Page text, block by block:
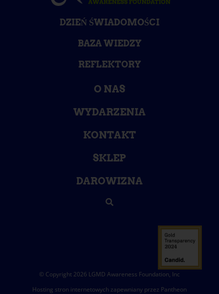
DZIEŃ ŚWIADOMOŚCI
BAZA WIEDZY
REFLEKTORY
O NAS
WYDARZENIA
KONTAKT
SKLEP
DAROWIZNA
© Copyright 2026 LGMD Awareness Foundation, Inc
Hosting stron internetowych zapewniany przez Pantheon